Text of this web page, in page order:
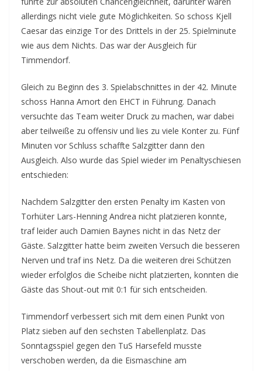
allerdings nicht viele gute Möglichkeiten. So schoss Kjell
Caesar das einzige Tor des Drittels in der 25. Spielminute
wie aus dem Nichts. Das war der Ausgleich für
Timmendorf.
Gleich zu Beginn des 3. Spielabschnittes in der 42. Minute
schoss Hanna Amort den EHCT in Führung. Danach
versuchte das Team weiter Druck zu machen, war dabei
aber teilweiße zu offensiv und lies zu viele Konter zu. Fünf
Minuten vor Schluss schaffte Salzgitter dann den
Ausgleich. Also wurde das Spiel wieder im Penaltyschiesen
entschieden:
Nachdem Salzgitter den ersten Penalty im Kasten von
Torhüter Lars-Henning Andrea nicht platzieren konnte,
traf leider auch Damien Baynes nicht in das Netz der
Gäste. Salzgitter hatte beim zweiten Versuch die besseren
Nerven und traf ins Netz. Da die weiteren drei Schützen
wieder erfolglos die Scheibe nicht platzierten, konnten die
Gäste das Shout-out mit 0:1 für sich entscheiden.
Timmendorf verbessert sich mit dem einen Punkt von
Platz sieben auf den sechsten Tabellenplatz. Das
Sonntagsspiel gegen den TuS Harsefeld musste
verschoben werden, da die Eismaschine am